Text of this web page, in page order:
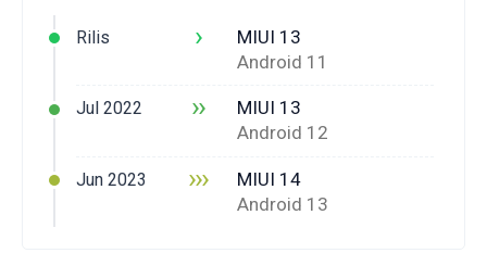
Rilis ›
MIUI 13
Android 11
Jul 2022 ››
MIUI 13
Android 12
Jun 2023 ›››
MIUI 14
Android 13